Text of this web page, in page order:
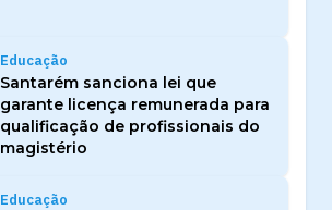
Educação
Santarém sanciona lei que
garante licença remunerada para
qualificação de profissionais do
magistério
Educação